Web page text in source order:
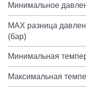
Минимальное
MAX разница
(бар)
Минимальная
Максимальная